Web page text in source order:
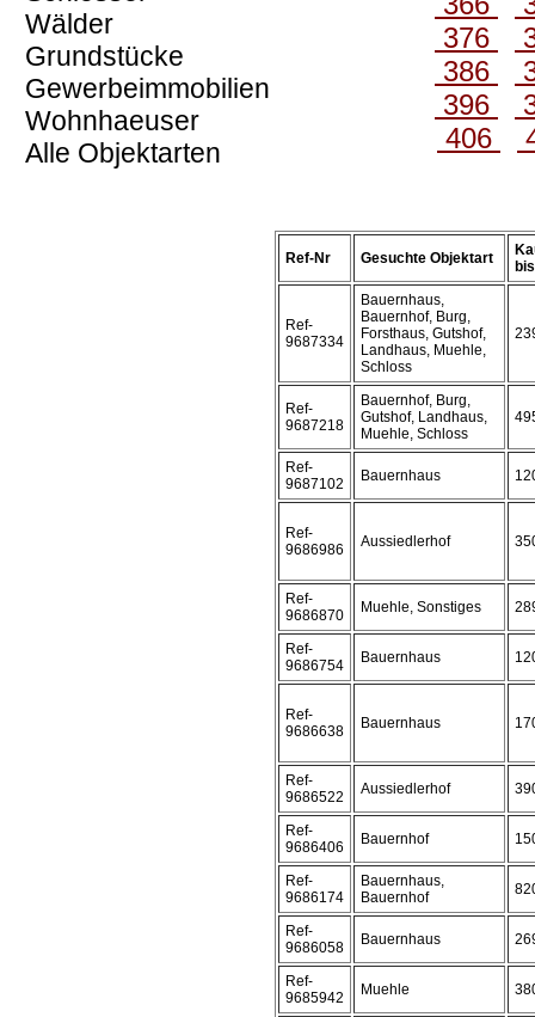
Wälder
Grundstücke
Gewerbeimmobilien
Wohnhaeuser
Alle Objektarten
376
386
396
406
Ref-Nr Gesuchte Objektart
Ref-
9687334
Bauernhaus,
Bauernhof, Burg,
Forsthaus, Gutshof,
Landhaus, Muehle,
Schloss
Ref-
9687218
Bauernhof, Burg,
Gutshof, Landhaus,
Muehle, Schloss
Ref-
9687102
Bauernhaus
Ref-
9686986
Aussiedlerhof
Ref-
9686870
Muehle, Sonstiges
Ref-
9686754
Bauernhaus
Ref-
9686638
Bauernhaus
Ref-
9686522
Aussiedlerhof
Ref-
9686406
Bauernhof
Ref-
9686174
Bauernhaus,
Bauernhof
Ref-
9686058
Bauernhaus
Ref-
9685942
Muehle